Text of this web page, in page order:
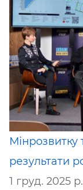
результати
1 груд. 2025 р.